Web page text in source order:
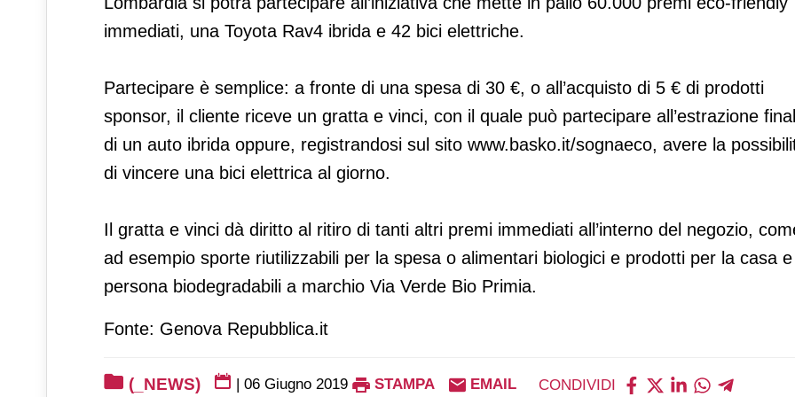
immediati, una Toyota Rav4 ibrida e 42 bici elettriche.
Partecipare è semplice: a fronte di una spesa di 30 €, o all’acquisto di 5 € di prodotti
sponsor, il cliente riceve un gratta e vinci, con il quale può partecipare all’estrazione
di un auto ibrida oppure, registrandosi sul sito www.basko.it/sognaeco, avere la
di vincere una bici elettrica al giorno.
Il gratta e vinci dà diritto al ritiro di tanti altri premi immediati all’interno del negozio,
ad esempio sporte riutilizzabili per la spesa o alimentari biologici e prodotti per la casa
persona biodegradabili a marchio Via Verde Bio Primia.
Fonte: Genova Repubblica.it
(_NEWS) | 06 Giugno 2019 STAMPA EMAIL CONDIVIDI